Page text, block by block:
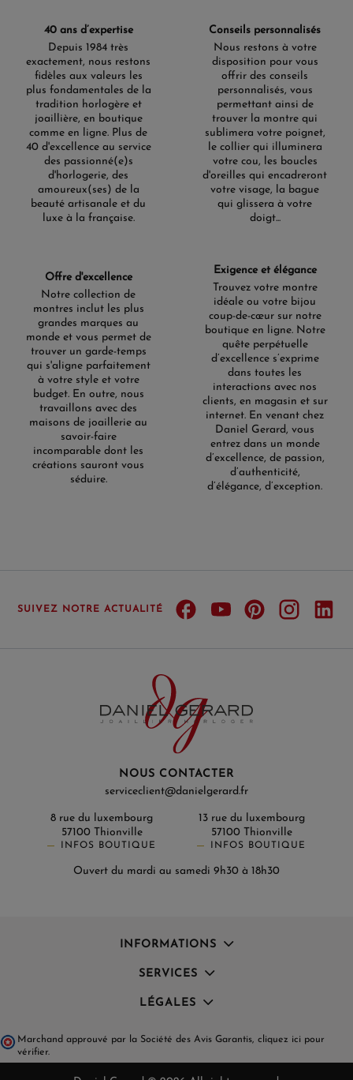
40 ans d’expertise
Depuis 1984 très
exactement, nous restons
fidèles aux valeurs les
plus fondamentales de la
tradition horlogère et
joaillière, en boutique
comme en ligne. Plus de
40 d'excellence au service
des passionné(e)s
d'horlogerie, des
amoureux(ses) de la
beauté artisanale et du
luxe à la française.
Conseils personnalisés
Nous restons à votre
disposition pour vous
offrir des conseils
personnalisés, vous
permettant ainsi de
trouver la montre qui
sublimera votre poignet,
le collier qui illuminera
votre cou, les boucles
d'oreilles qui encadreront
votre visage, la bague
qui glissera à votre
doigt...
Offre d'excellence
Notre collection de
montres inclut les plus
grandes marques au
monde et vous permet de
trouver un garde-temps
qui s'aligne parfaitement
à votre style et votre
budget. En outre, nous
travaillons avec des
maisons de joaillerie au
savoir-faire
incomparable dont les
créations sauront vous
séduire.
Exigence et élégance
Trouvez votre montre
idéale ou votre bijou
coup-de-cœur sur notre
boutique en ligne. Notre
quête perpétuelle
d’excellence s’exprime
dans toutes les
interactions avec nos
clients, en magasin et sur
internet. En venant chez
Daniel Gerard, vous
entrez dans un monde
d’excellence, de passion,
d’authenticité,
d’élégance, d’exception.
SUIVEZ NOTRE ACTUALITÉ
NOUS CONTACTER
serviceclient@danielgerard.fr
8 rue du luxembourg
57100 Thionville
INFOS BOUTIQUE
13 rue du luxembourg
57100 Thionville
INFOS BOUTIQUE
Ouvert du mardi au samedi 9h30 à 18h30
INFORMATIONS
SERVICES
LÉGALES
Marchand approuvé par la Société des Avis Garantis, cliquez ici pour
vérifier.